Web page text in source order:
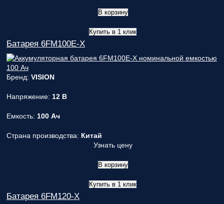
В корзину
Купить в 1 клик
Батарея 6FM100E-X
Бренд: VISION
Напряжение: 12 В
Емкость: 100 Ач
Страна производства: Китай
Узнать цену
В корзину
Купить в 1 клик
Батарея 6FM120-X